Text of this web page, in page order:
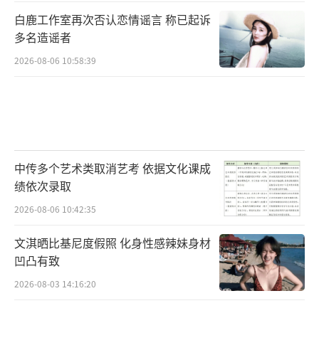
白鹿工作室再次否认恋情谣言 称已起诉
多名造谣者
2026-08-06 10:58:39
中传多个艺术类取消艺考 依据文化课成
绩依次录取
2026-08-06 10:42:35
文淇晒比基尼度假照 化身性感辣妹身材
凹凸有致
2026-08-03 14:16:20